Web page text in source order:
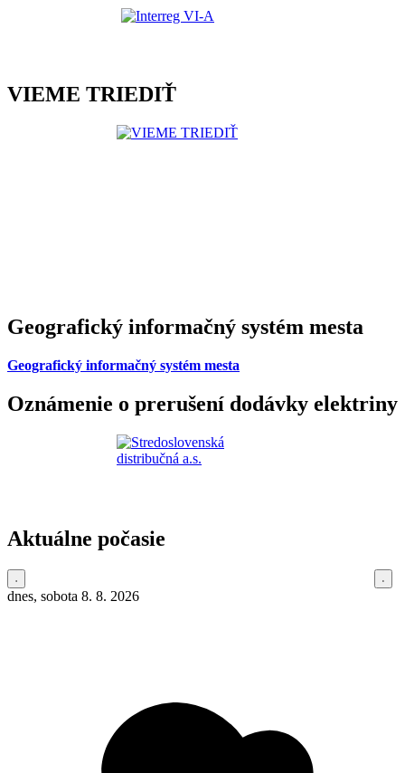
VIEME TRIEDIŤ
Geografický informačný systém mesta
Geografický informačný systém mesta
Oznámenie o prerušení dodávky elektriny
Aktuálne počasie
dnes, sobota 8. 8. 2026